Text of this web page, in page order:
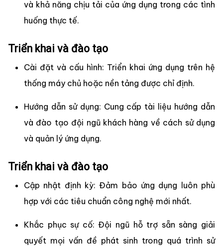
và khả năng chịu tải của ứng dụng trong các tình
huống thực tế.
Triển khai và đào tạo
Cài đặt và cấu hình: Triển khai ứng dụng trên hệ
thống máy chủ hoặc nền tảng được chỉ định.
Hướng dẫn sử dụng: Cung cấp tài liệu hướng dẫn
và đào tạo đội ngũ khách hàng về cách sử dụng
và quản lý ứng dụng.
Triển khai và đào tạo
Cập nhật định kỳ: Đảm bảo ứng dụng luôn phù
hợp với các tiêu chuẩn công nghệ mới nhất.
Khắc phục sự cố: Đội ngũ hỗ trợ sẵn sàng giải
quyết mọi vấn đề phát sinh trong quá trình sử